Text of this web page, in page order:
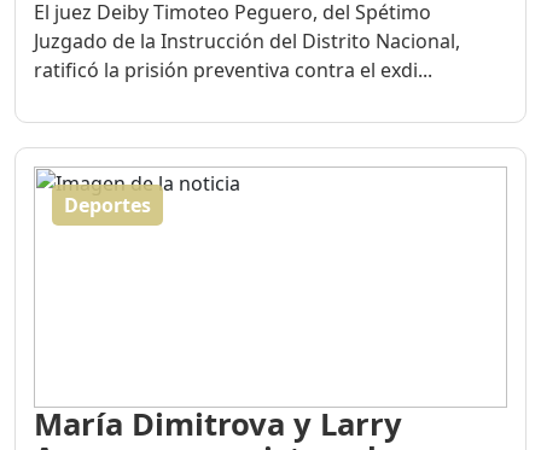
Juzgado de la Instrucción del Distrito Nacional,
ratificó la prisión preventiva contra el exdi...
Deportes
Aracena conquistan el oro en